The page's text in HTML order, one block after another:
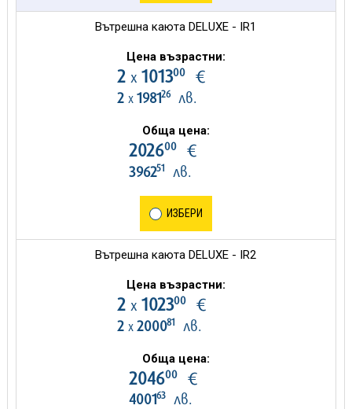
Вътрешна каюта DELUXE - IR1
Цена възрастни:
2 х 101300€
2 х 198126лв.
Обща цена:
202600€
396251 лв.
ИЗБЕРИ
Вътрешна каюта DELUXE - IR2
Цена възрастни:
2 х 102300€
2 х 200081 лв.
Обща цена:
204600€
400163лв.